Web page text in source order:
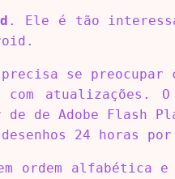
. Ele é tão
precisa se
de Adobe Flash
24 horas
alfabética e